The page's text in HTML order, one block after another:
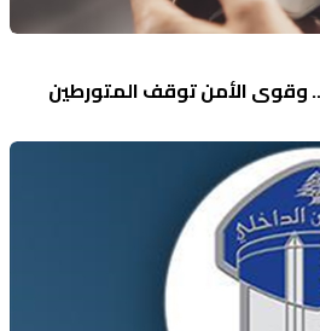
وقوى الأمن توقف المتورطين